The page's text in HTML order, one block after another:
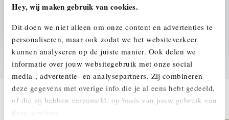
Hey, wij maken gebruik van cookies.
Dit doen we niet alleen om onze content en advertenties te
personaliseren, maar ook zodat we het websiteverkeer
kunnen analyseren op de juiste manier. Ook delen we
informatie over jouw websitegebruik met onze social
media-, advertentie- en analysepartners. Zij combineren
deze gegevens met overige info die je al eens hebt gedeeld,
of die zij hebben verzameld, op basis van jouw gebruik van
deze services.
We verrekenen de waarde van uw auto
DEZE ZIJN VERGELIJKBAAR